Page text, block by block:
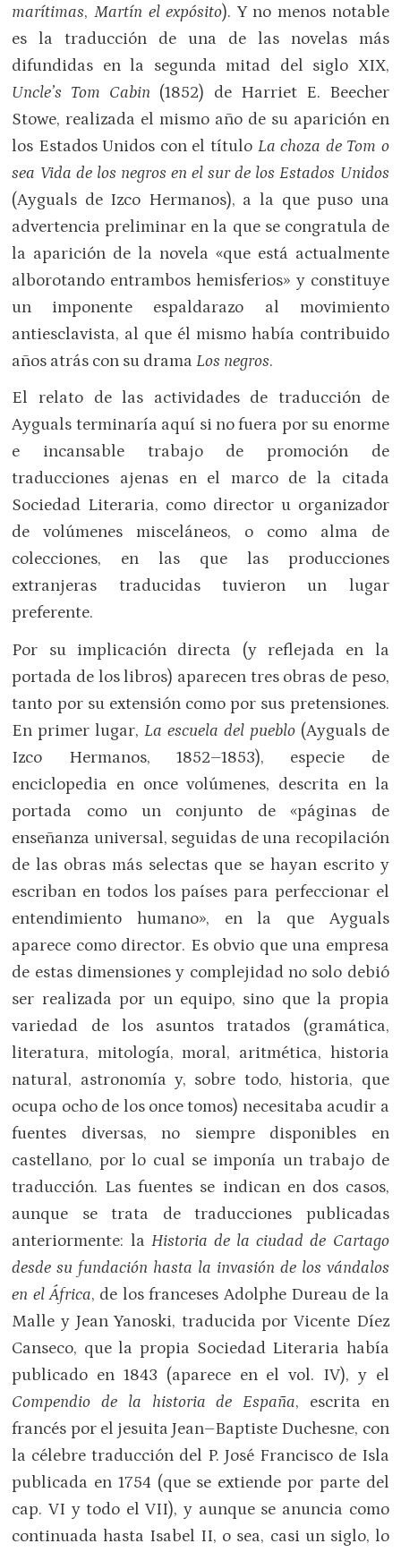
marítimas,Martín el expósito). Y no menos notable
es la traducción de una de las novelas más
difundidas en la segunda mitad del siglo XIX,
Uncle’s Tom Cabin (1852) de Harriet E. Beecher
Stowe, realizada el mismo año de su aparición en
los Estados Unidos con el título La choza de Tom o
sea Vida de los negros en el sur de los Estados Unidos
(Ayguals de Izco Hermanos), a la que puso una
advertencia preliminar en la que se congratula de
la aparición de la novela «que está actualmente
alborotando entrambos hemisferios» y constituye
un imponente espaldarazo al movimiento
antiesclavista, al que él mismo había contribuido
años atrás con su dramaLos negros.
El relato de las actividades de traducción de
Ayguals terminaría aquí si no fuera por su enorme
e incansable trabajo de promoción de
traducciones ajenas en el marco de la citada
Sociedad Literaria, como director u organizador
de volúmenes misceláneos, o como alma de
colecciones, en las que las producciones
extranjeras traducidas tuvieron un lugar
preferente.
Por su implicación directa (y reflejada en la
portada de los libros) aparecen tres obras de peso,
tanto por su extensión como por sus pretensiones.
En primer lugar,La escuela del pueblo (Ayguals de
Izco Hermanos, 1852–1853), especie de
enciclopedia en once volúmenes, descrita en la
portada como un conjunto de «páginas de
enseñanza universal, seguidas de una recopilación
de las obras más selectas que se hayan escrito y
escriban en todos los países para perfeccionar el
entendimiento humano», en la que Ayguals
aparece como director. Es obvio que una empresa
de estas dimensiones y complejidad no solo debió
ser realizada por un equipo, sino que la propia
variedad de los asuntos tratados (gramática,
literatura, mitología, moral, aritmética, historia
natural, astronomía y, sobre todo, historia, que
ocupa ocho de los once tomos) necesitaba acudir a
fuentes diversas, no siempre disponibles en
castellano, por lo cual se imponía un trabajo de
traducción. Las fuentes se indican en dos casos,
aunque se trata de traducciones publicadas
anteriormente: la Historia de la ciudad de Cartago
desde su fundación hasta la invasión de los vándalos
en el África, de los franceses Adolphe Dureau de la
Malle y Jean Yanoski, traducida por Vicente Díez
Canseco, que la propia Sociedad Literaria había
publicado en 1843 (aparece en el vol. IV), y el
Compendio de la historia de España, escrita en
francés por el jesuita Jean–Baptiste Duchesne, con
la célebre traducción del P. José Francisco de Isla
publicada en 1754 (que se extiende por parte del
cap. VI y todo el VII), y aunque se anuncia como
continuada hasta Isabel II, o sea, casi un siglo, lo